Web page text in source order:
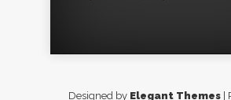
Designed by Elegant Themes |